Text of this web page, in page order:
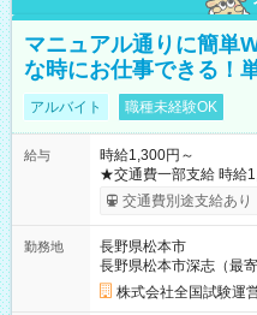
マニュアル通りに簡単
な時にお仕事できる！
アルバイト 職種未経験OK
給与
時給1,300円～
★交通費一部支給 時給1,300円～ ※試験・役割により手当あり
※勤務回数により昇給
り！】 希望される場合
例】 ・河合塾模擬試験
×8時間＝日収10,400円
円の場合あり ・国家試
円（役割手当＋100円）×6
交通費別途支給あり
勤務地
長野県松本市
長野県松本市深志（最
株式会社全国試験運